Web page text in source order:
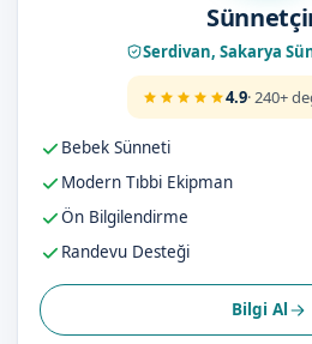
Serdivan, Sakarya
4.9· 240+
Bebek Sünneti
Modern Tıbbi Ekipman
Ön Bilgilendirme
Randevu Desteği
Bilgi Al